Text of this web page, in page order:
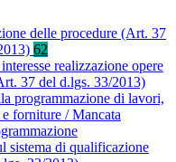
delle procedure (Art. 37
62
realizzazione opere
37 del d.lgs. 33/2013)
programmazione di lavori,
forniture / Mancata
sistema di qualificazione